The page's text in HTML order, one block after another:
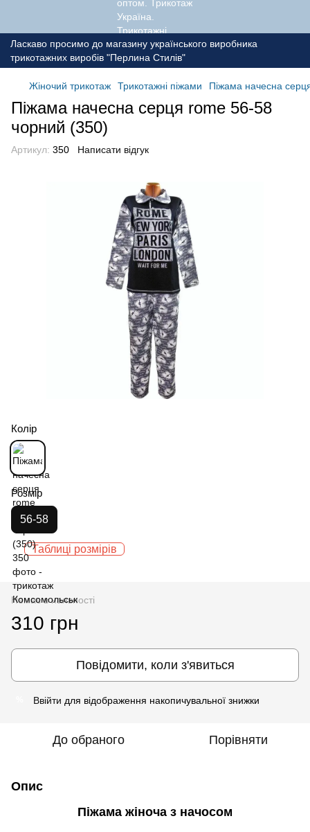
Ласкаво просимо до магазину українського виробника
трикотажних виробів "Перлина Стилів"
Жіночий трикотаж Трикотажні піжами Піжама начесна
Піжама начесна серця rome 56-58
чорний (350)
Артикул: 350 Написати відгук
Колір
Розмір
56-58
Таблиці розмірів
Немає в наявності
310 грн
Повідомити, коли з'явиться
Ввійти для відображення накопичувальної знижки
До обраного Порівняти
Опис
Піжама жіноча з начосом